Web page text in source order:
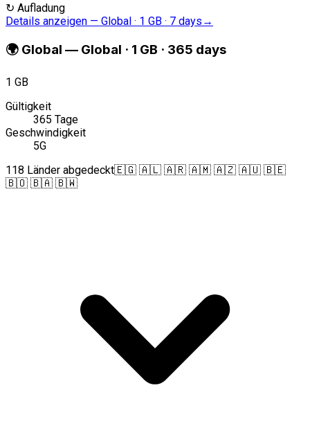
↻ Aufladung
Details anzeigen — Global · 1 GB · 7 days →
🌍 Global — Global · 1 GB · 365 days
1 GB
Gültigkeit
365 Tage
Geschwindigkeit
5G
118 Länder abgedeckt🇪🇬 🇦🇱 🇦🇷 🇦🇲 🇦🇿 🇦🇺 🇧🇪
🇧🇴 🇧🇦 🇧🇼